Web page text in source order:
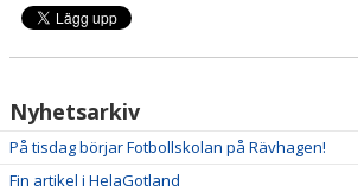
Nyhetsarkiv
På tisdag börjar Fotbollskolan på Rävhagen!
Fin artikel i HelaGotland